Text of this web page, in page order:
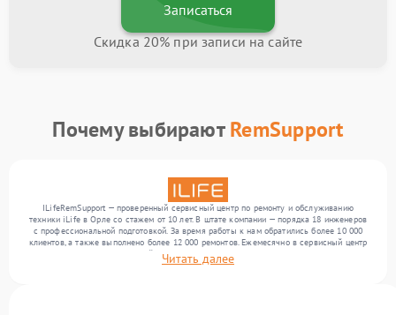
Записаться
Скидка 20% при записи на сайте
Почему выбираютRemSupport
ILifeRemSupport — проверенный сервисный центр по ремонту и обслуживанию
техники iLife в Орле со стажем от 10 лет. В штате компании — порядка 18 инженеров
с профессиональной подготовкой. За время работы к нам обратились более 10 000
клиентов, а также выполнено более 12 000 ремонтов. Ежемесячно в сервисный центр
поступает более 300 устройств, включая , , . Мы работаем с широким спектром
неисправностей и предлагаем стабильный уровень сервиса благодаря использованию
Читать далее